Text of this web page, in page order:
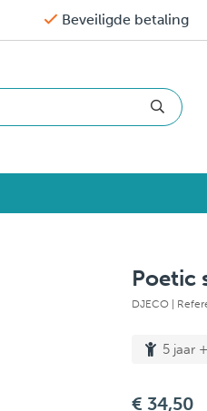
Beveiligde betaling
Poetic
DJECO |
5 jaar +
€ 34,50